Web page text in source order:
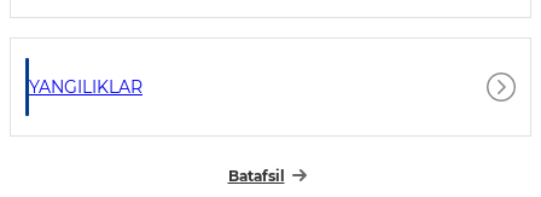
YANGILIKLAR
Batafsil